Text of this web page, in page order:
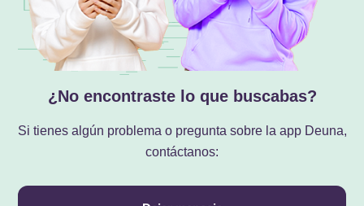
¿No encontraste lo que buscabas?
Si tienes algún problema o pregunta sobre la app Deuna,
contáctanos: